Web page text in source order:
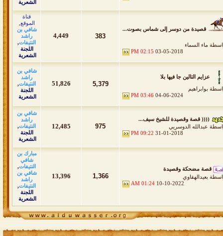
الشعرية
قصيدة من دوسر إلى شماس بصوت...
ماء السماء
03-05-2018
02:15 PM
383
4,449
قناة
الموقع
شافي بن
راشد
النتيفات,
اللجنة
الشعرية
عزايم التالين جا فيها بلا
بوابراهيم
04-06-2024
03:46 PM
5,379
51,826
شافي بن
راشد
النتيفات,
اللجنة
الشعرية
(((( قصة وقصيدة للشيخ سيف...
عبدالله الدوسريي
31-01-2018
09:22 PM
975
12,485
شافي بن
راشد
النتيفات,
اللجنة
الشعرية
قصة مضحكة وقصيدة
بعيدالهقاوي
10-10-2022
01:24 AM
1,366
13,396
مبارك بن
شافي
النتيفات,
شافي بن
راشد
النتيفات,
اللجنة
الشعرية